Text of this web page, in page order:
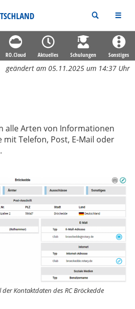
RO.Cloud Aktuelles Schulungen Sonstiges
geändert am 05.11.2025 um 14:37 Uhr
alle Arten von Informationen
mit Telefon, Post, E-Mail oder
Kontaktdaten des RC Bröckedde